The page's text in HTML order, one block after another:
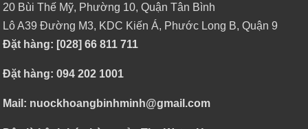
20 Bùi Thế Mỹ, Phường 10, Quận Tân Bình
Lô A39 Đường M3, KDC Kiến Á, Phước Long B, Quận 9
Đặt hàng: [028] 66 811 711
Đặt hàng: 094 202 1001
Mail: nuockhoangbinhminh@gmail.com